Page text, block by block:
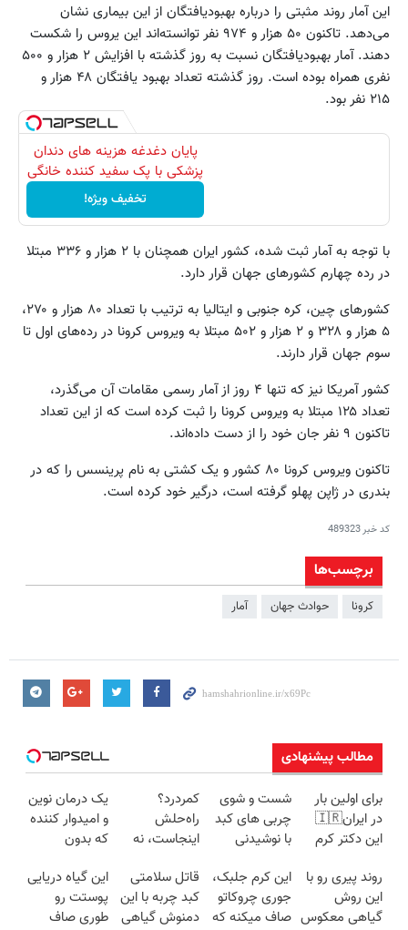
این آمار روند مثبتی را درباره بهبودیافتگان از این بیماری نشان
می‌دهد. تاکنون ۵۰ هزار و ۹۷۴ نفر توانسته‌اند این یروس را شکست
دهند. آمار بهبودیافتگان نسبت به روز گذشته با افزایش ۲ هزار و ۵۰۰
نفری همراه بوده است. روز گذشته تعداد بهبود یافتگان ۴۸ هزار و
۲۱۵ نفر بود.
پایان دغدغه هزینه های دندان
پزشکی با پک سفید کننده خانگی
تخفیف ویژه!
با توجه به آمار ثبت شده، کشور ایران همچنان با ۲ هزار و ۳۳۶ مبتلا
در رده چهارم کشورهای جهان قرار دارد.
کشورهای چین، کره جنوبی و ایتالیا به ترتیب با تعداد ۸۰ هزار و ۲۷۰،
۵ هزار و ۳۲۸ و ۲ هزار و ۵۰۲ مبتلا به ویروس کرونا در رده‌های اول تا
سوم جهان قرار دارند.
کشور آمریکا نیز که تنها ۴ روز از آمار رسمی مقامات آن می‌گذرد،
تعداد ۱۲۵ مبتلا به ویروس کرونا را ثبت کرده است که از این تعداد
تاکنون ۹ نفر جان خود را از دست داده‌اند.
تاکنون ویروس کرونا ۸۰ کشور و یک کشتی به نام پرینسس را که در
بندری در ژاپن پهلو گرفته است، درگیر خود کرده است.
کد خبر489323
برچسب‌ها
کرونا حوادث جهان آمار
مطالب پیشنهادی
برای اولین بار
در ایران🇮🇷
این دکتر کرم
روزه ساخت!
شست و شوی
چربی های کبد
با نوشیدنی
کمردرد؟
راه‌حلش
اینجاست، نه
یک درمان نوین
و امیدوار کننده
که بدون
را جوان می کند
روند پیری رو با
این روش
گیاهی معکوس
این کرم جلبک،
جوری چروکاتو
صاف میکنه که
قاتل سلامتی
کبد چربه با این
دمنوش گیاهی
این گیاه دریایی
پوستت رو
طوری صاف